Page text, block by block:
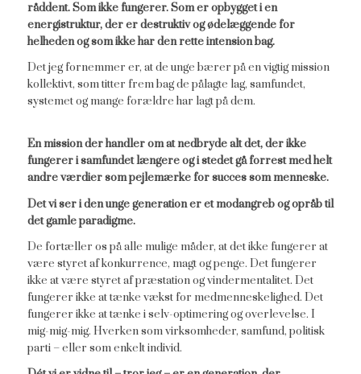
råddent. Som ikke fungerer. Som er opbygget i en
energistruktur, der er destruktiv og ødelæggende for
helheden og som ikke har den rette intension bag.
Det jeg fornemmer er, at de unge bærer på en vigtig mission
kollektivt, som titter frem bag de pålagte lag, samfundet,
systemet og mange forældre har lagt på dem.
En mission der handler om at nedbryde alt det, der ikke
fungerer i samfundet længere og i stedet gå forrest med helt
andre værdier som pejlemærke for succes som menneske.
Det vi ser i den unge generation er et modangreb og opråb til
det gamle paradigme.
De fortæller os på alle mulige måder, at det ikke fungerer at
være styret af konkurrence, magt og penge. Det fungerer
ikke at være styret af præstation og vindermentalitet. Det
fungerer ikke at tænke vækst for medmenneskelighed. Det
fungerer ikke at tænke i selv-optimering og overlevelse. I
mig-mig-mig. Hverken som virksomheder, samfund, politisk
parti – eller som enkelt individ.